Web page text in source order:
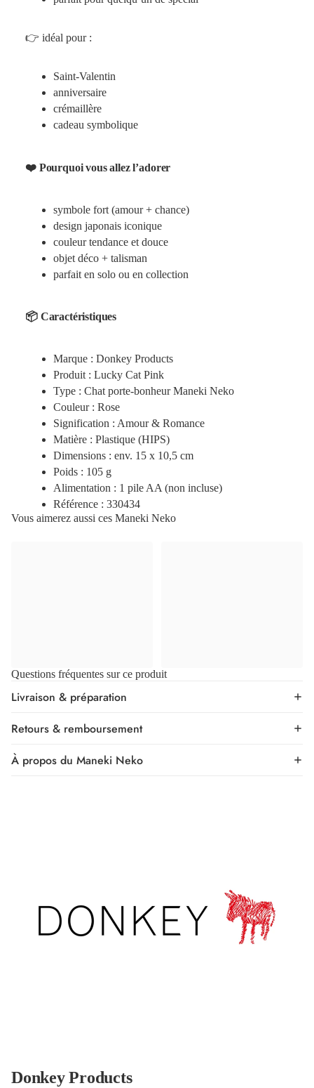
👉 idéal pour :
Saint-Valentin
anniversaire
crémaillère
cadeau symbolique
❤️ Pourquoi vous allez l’adorer
symbole fort (amour + chance)
design japonais iconique
couleur tendance et douce
objet déco + talisman
parfait en solo ou en collection
📦 Caractéristiques
Marque : Donkey Products
Produit : Lucky Cat Pink
Type : Chat porte-bonheur Maneki Neko
Couleur : Rose
Signification : Amour & Romance
Matière : Plastique (HIPS)
Dimensions : env. 15 x 10,5 cm
Poids : 105 g
Alimentation : 1 pile AA (non incluse)
Référence : 330434
Vous aimerez aussi ces Maneki Neko
Questions fréquentes sur ce produit
Livraison & préparation
Retours & remboursement
À propos du Maneki Neko
Donkey Products